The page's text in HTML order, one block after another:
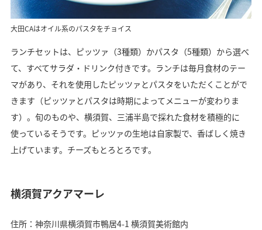
大田CAはオイル系のパスタをチョイス
ランチセットは、ピッツァ（3種類）かパスタ（5種類）から選べ
て、すべてサラダ・ドリンク付きです。ランチは毎月食材のテー
マがあり、それを使用したピッツァとパスタをいただくことがで
きます（ピッツァとパスタは時期によってメニューが変わりま
す）。旬のものや、横須賀、三浦半島で採れた食材を積極的に
使っているそうです。ピッツァの生地は自家製で、香ばしく焼き
上げています。チーズもとろとろです。
横須賀アクアマーレ
住所：神奈川県横須賀市鴨居4-1 横須賀美術館内